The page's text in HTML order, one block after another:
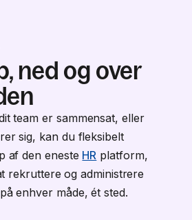
ned og over
team er sammensat, eller
sig, kan du fleksibelt
af den eneste HR platform,
rekruttere og administrere
enhver måde, ét sted.